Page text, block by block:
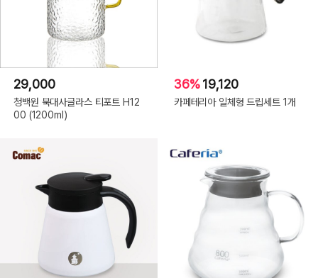
29,000
청백원 북대사글라스 티포트 H12
00 (1200ml)
36%19,120
카페테리아 일체형 드립세트 1개